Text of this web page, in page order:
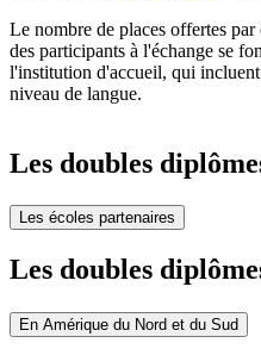
Le nombre de places offertes
des participants à l'échange se
l'institution d'accueil, qui
niveau de langue.
Les doubles
Les écoles partenaires
Les doubles
En Amérique du Nord et du Sud